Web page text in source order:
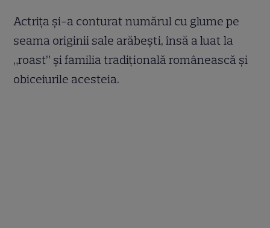
Actriţa și-a conturat numărul cu glume pe
seama originii sale arăbești, însă a luat la
„roast” și familia tradițională românească și
obiceiurile acesteia.